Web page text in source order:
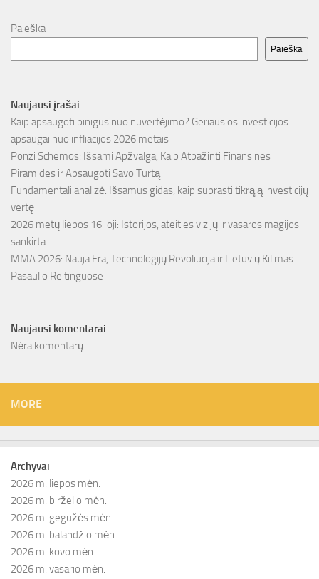
Paieška
Paieška
Naujausi įrašai
Kaip apsaugoti pinigus nuo nuvertėjimo? Geriausios investicijos
apsaugai nuo infliacijos 2026 metais
Ponzi Schemos: Išsami Apžvalga, Kaip Atpažinti Finansines
Piramides ir Apsaugoti Savo Turtą
Fundamentali analizė: Išsamus gidas, kaip suprasti tikrąją investicijų
vertę
2026 metų liepos 16-oji: Istorijos, ateities vizijų ir vasaros magijos
sankirta
MMA 2026: Nauja Era, Technologijų Revoliucija ir Lietuvių Kilimas
Pasaulio Reitinguose
Naujausi komentarai
Nėra komentarų.
MORE
Archyvai
2026 m. liepos mėn.
2026 m. birželio mėn.
2026 m. gegužės mėn.
2026 m. balandžio mėn.
2026 m. kovo mėn.
2026 m. vasario mėn.